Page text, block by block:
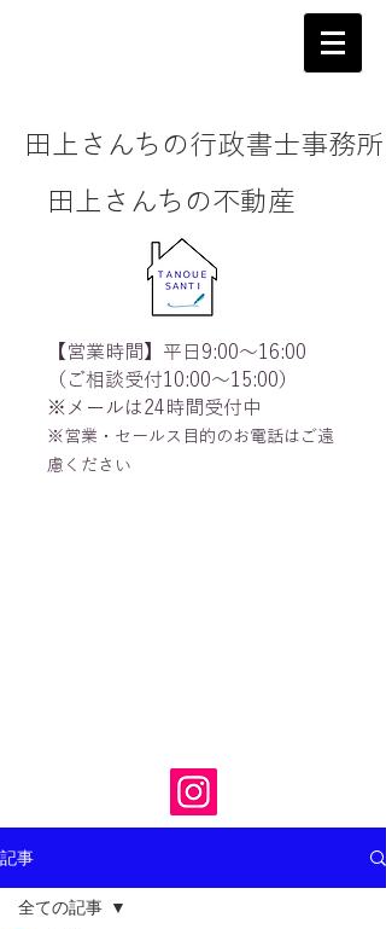
田上さんちの行政書士事務所
田上さんちの不動産
【営業時間】平日9:00～16:00
（ご相談受付10:00～15:00）
※メールは24時間受付中
※営業・セールス目的のお電話はご遠
慮ください
記事
全ての記事